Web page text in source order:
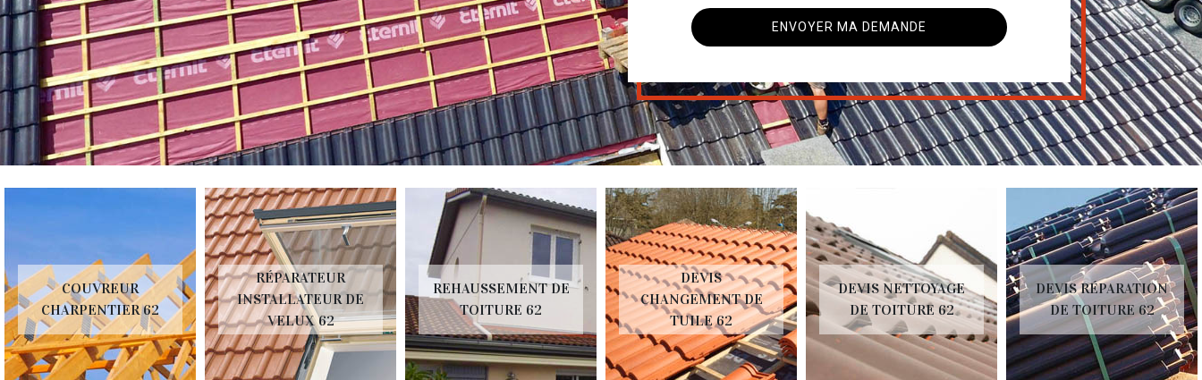
COUVREUR
CHARPENTIER 62
RÉPARATEUR
INSTALLATEUR DE
VELUX 62
REHAUSSEMENT DE
TOITURE 62
DEVIS
CHANGEMENT DE
TUILE 62
DEVIS NETTOYAGE
DE TOITURE 62
DEVIS RÉPARATION
DE TOITURE 62